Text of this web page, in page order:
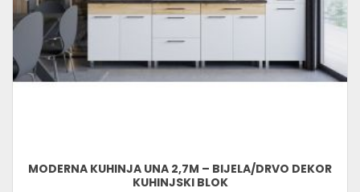
MODERNA KUHINJA UNA 2,7M – BIJELA/DRVO DEKOR
KUHINJSKI BLOK